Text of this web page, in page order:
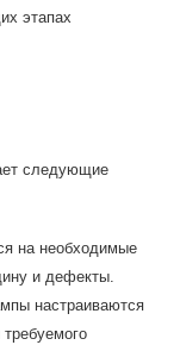
этапах
следующие
на необходимые
и дефекты.
настраиваются